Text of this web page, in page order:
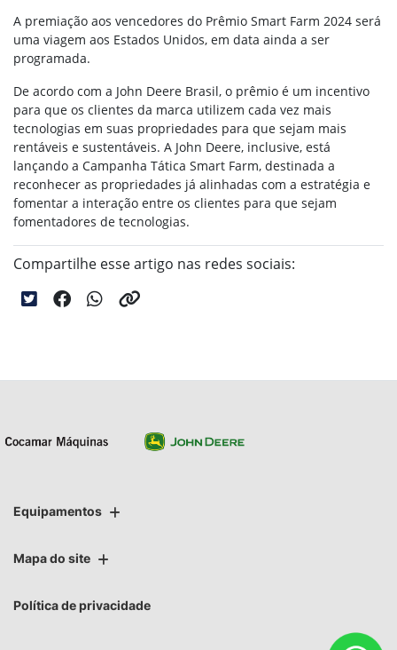
A premiação aos vencedores do Prêmio Smart Farm 2024 será
uma viagem aos Estados Unidos, em data ainda a ser
programada.
De acordo com a John Deere Brasil, o prêmio é um incentivo
para que os clientes da marca utilizem cada vez mais
tecnologias em suas propriedades para que sejam mais
rentáveis e sustentáveis. A John Deere, inclusive, está
lançando a Campanha Tática Smart Farm, destinada a
reconhecer as propriedades já alinhadas com a estratégia e
fomentar a interação entre os clientes para que sejam
fomentadores de tecnologias.
Compartilhe esse artigo nas redes sociais:
Equipamentos
Mapa do site
Política de privacidade